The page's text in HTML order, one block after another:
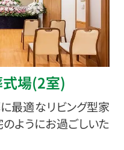
式場(2室)
最適なリビング型家
ようにお過ごしいた